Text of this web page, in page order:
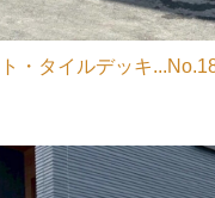
・タイルデッキ